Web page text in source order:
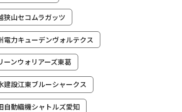
狭山セコムラガッツ
電力キューデンヴォルテクス
ーンウォリアーズ東葛
建設江東ブルーシャークス
自動織機シャトルズ愛知